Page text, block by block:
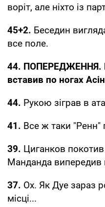
воріт, але ніхто із
45+2. Беседин
все поле.
44. ПОПЕРЕДЖЕННЯ.
вставив по ногах
44. Рукою зіграв в
41. Все ж таки "Ренн"
39. Циганков
Манданда
37. Ох. Як Дуе зараз
місці...